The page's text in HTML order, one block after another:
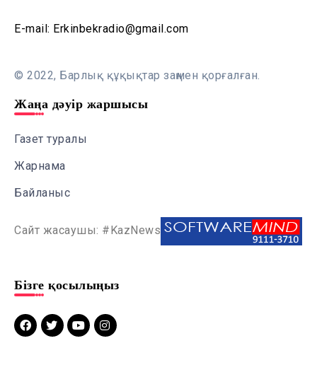
E-mail: Erkinbekradio@gmail.com
© 2022, Барлық құқықтар заңмен қорғалған.
Жаңа дәуір жаршысы
Газет туралы
Жарнама
Байланыс
Сайт жасаушы: #KazNews
Бізге қосылыңыз